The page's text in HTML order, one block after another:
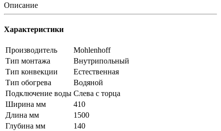
Описание
Характеристики
Производитель
Mohlenhoff
Тип монтажа
Внутрипольный
Тип конвекции
Естественная
Тип обогрева
Водяной
Подключение воды Слева с торца
Ширина мм
410
Длина мм
1500
Глубина мм
140